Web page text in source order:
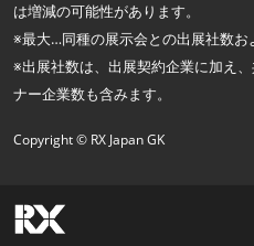
は増減の可能性があります。
※最大…同種の展示会との出展社数お
※出展社数は、出展契約企業に加え
ナー企業数も含みます。
Copyright © RX Japan GK